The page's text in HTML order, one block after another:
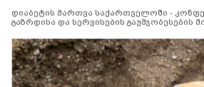
დიაბეტის მართვა საქართველოში -
გაზრდისა და სერვისების გაუმჯობესების